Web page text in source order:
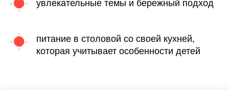
увлекательные темы и бережный подход
питание в столовой со своей кухней,
которая учитывает особенности детей